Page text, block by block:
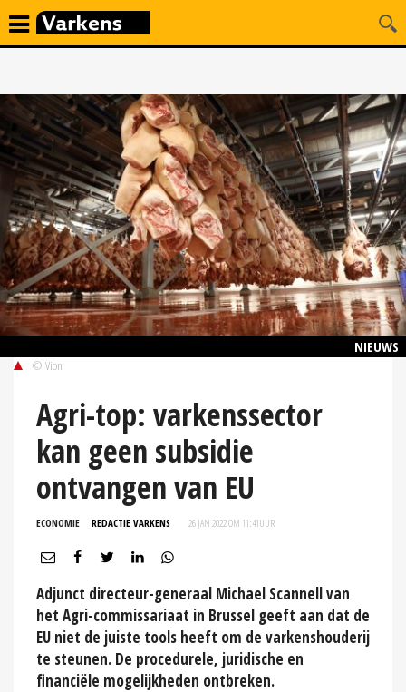
NIEUWS
© Vion
Agri-top: varkenssector
kan geen subsidie
ontvangen van EU
ECONOMIE REDACTIE VARKENS 26 JAN 2022 OM 11:41UUR
Adjunct directeur-generaal Michael Scannell van
het Agri-commissariaat in Brussel geeft aan dat de
EU niet de juiste tools heeft om de varkenshouderij
te steunen. De procedurele, juridische en
financiële mogelijkheden ontbreken.